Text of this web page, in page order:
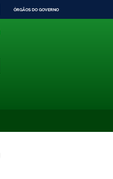
ÓRGÃOS DO GOVERNO